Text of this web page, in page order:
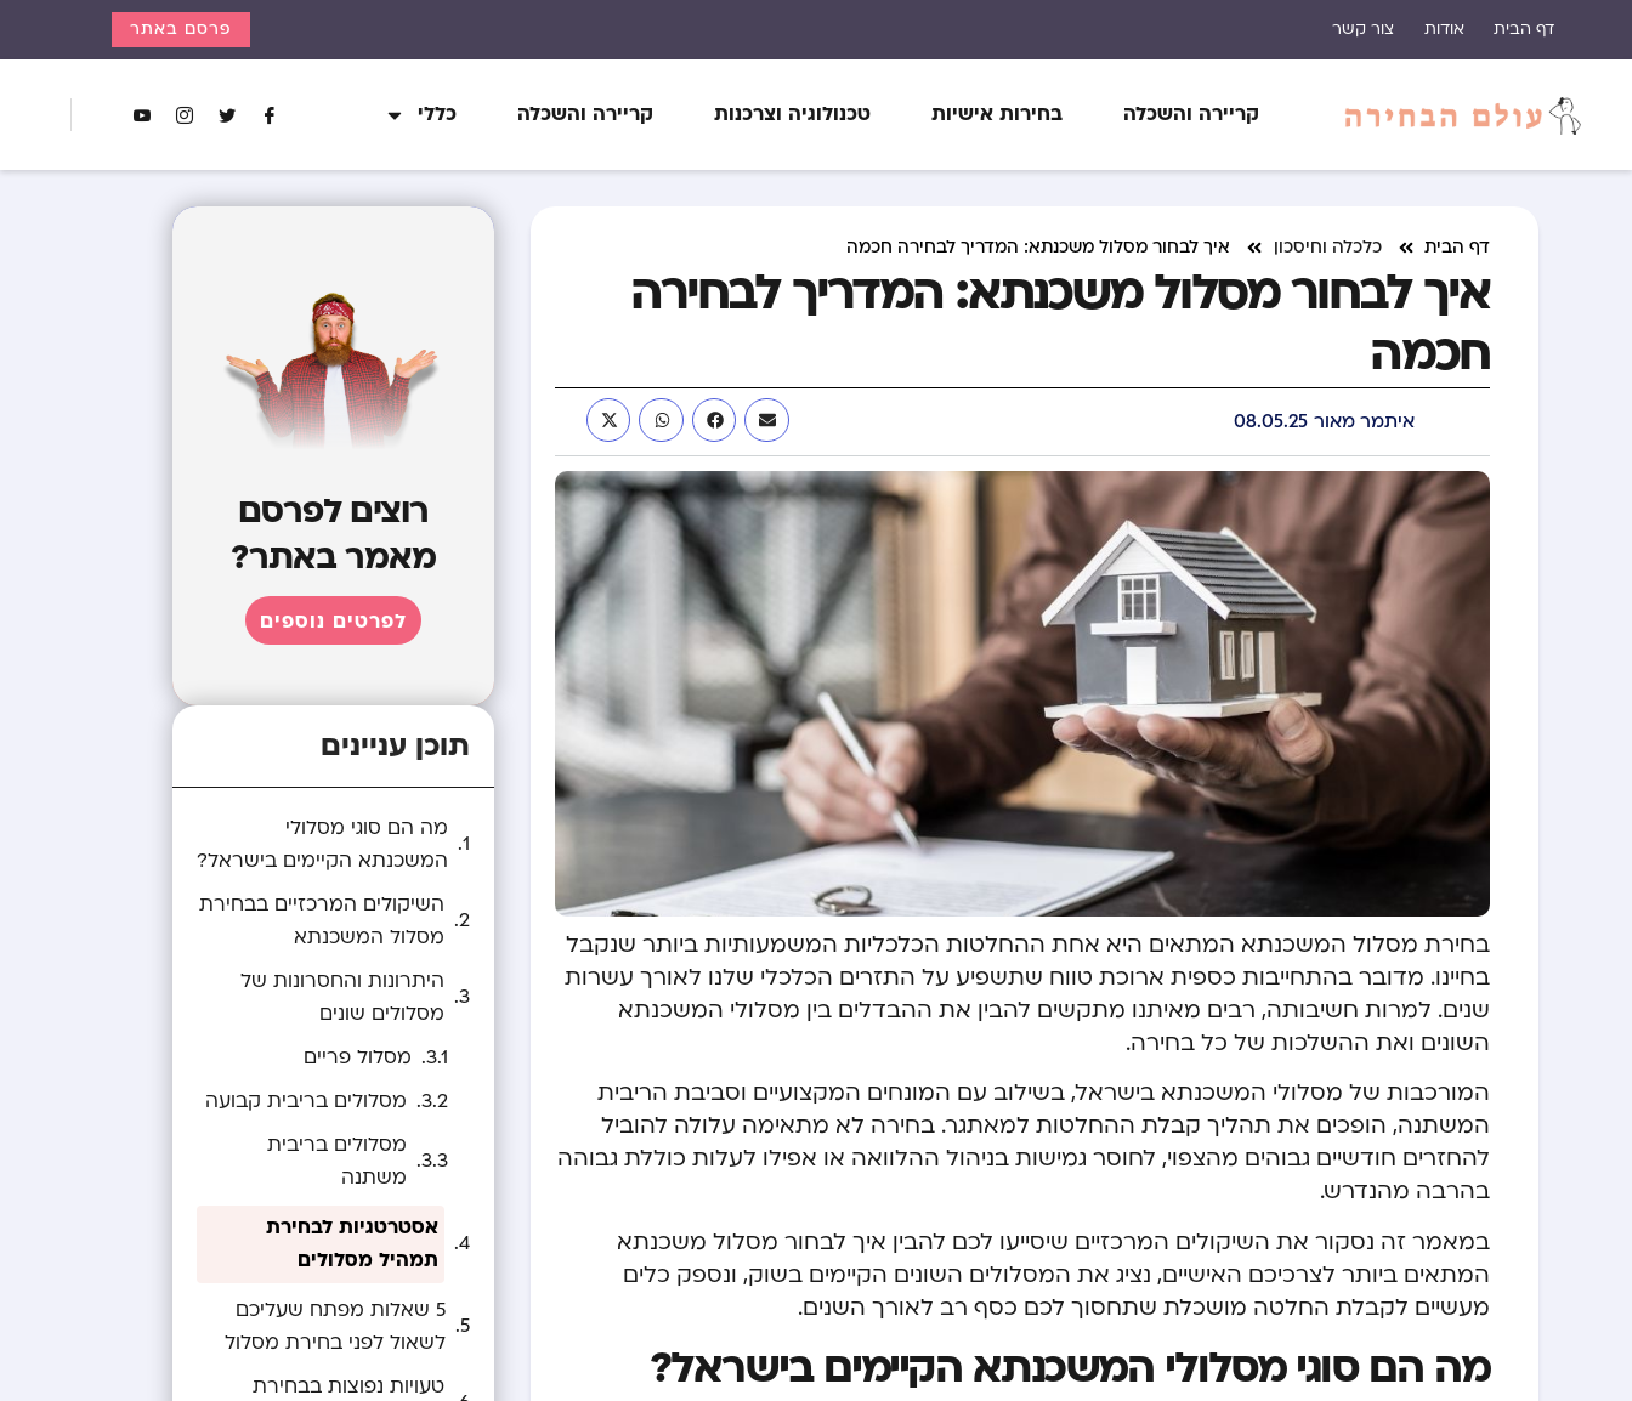
דף הבית אודות צור קשר פרסם באתר
קריירה והשכלה בחירות אישיות טכנולוגיה וצרכנות קריירה והשכלה כללי
דף הבית כלכלה וחיסכון איך לבחור מסלול משכנתא: המדריך לבחירה חכמה
איך לבחור מסלול משכנתא: המדריך לבחירה
חכמה
איתמר מאור 08.05.25
בחירת מסלול המשכנתא המתאים היא אחת ההחלטות הכלכליות המשמעותיות ביותר שנקבל
בחיינו. מדובר בהתחייבות כספית ארוכת טווח שתשפיע על התזרים הכלכלי שלנו לאורך עשרות
שנים. למרות חשיבותה, רבים מאיתנו מתקשים להבין את ההבדלים בין מסלולי המשכנתא
השונים ואת ההשלכות של כל בחירה.
המורכבות של מסלולי המשכנתא בישראל, בשילוב עם המונחים המקצועיים וסביבת הריבית
המשתנה, הופכים את תהליך קבלת ההחלטות למאתגר. בחירה לא מתאימה עלולה להוביל
להחזרים חודשיים גבוהים מהצפוי, לחוסר גמישות בניהול ההלוואה או אפילו לעלות כוללת גבוהה
בהרבה מהנדרש.
במאמר זה נסקור את השיקולים המרכזיים שיסייעו לכם להבין איך לבחור מסלול משכנתא
המתאים ביותר לצרכיכם האישיים, נציג את המסלולים השונים הקיימים בשוק, ונספק כלים
מעשיים לקבלת החלטה מושכלת שתחסוך לכם כסף רב לאורך השנים.
מה הם סוגי מסלולי המשכנתא הקיימים בישראל?
רוצים לפרסם
מאמר באתר?
לפרטים נוספים
תוכן עניינים
מה הם סוגי מסלולי
המשכנתא הקיימים בישראל?
השיקולים המרכזיים בבחירת
מסלול המשכנתא
היתרונות והחסרונות של
מסלולים שונים
מסלול פריים
מסלולים בריבית קבועה
מסלולים בריבית
משתנה
אסטרטגיות לבחירת
תמהיל מסלולים
5 שאלות מפתח שעליכם
לשאול לפני בחירת מסלול
טעויות נפוצות בבחירת